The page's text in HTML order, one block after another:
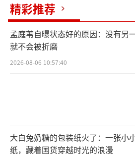
精彩推荐
孟庭苇自曝状态好的原因：没有另
就不会被折磨
2026-08-06 10:57:40
大白兔奶糖的包装纸火了：一张小
纸，藏着国货穿越时光的浪漫